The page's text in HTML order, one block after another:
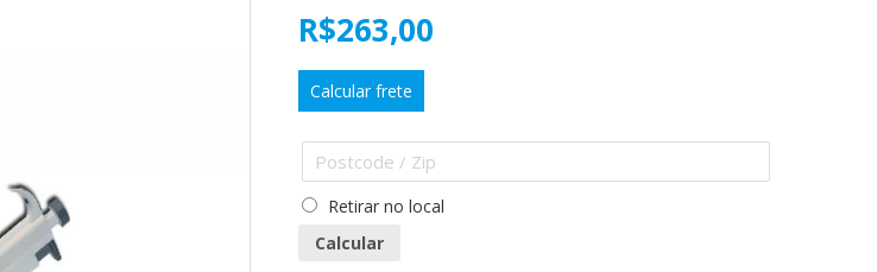
R$263,00
Calcular frete
Retirar no local
Calcular